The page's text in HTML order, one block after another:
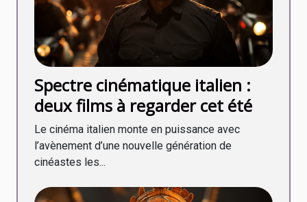
Spectre cinématique italien :
deux films à regarder cet été
Le cinéma italien monte en puissance avec
l’avènement d’une nouvelle génération de
cinéastes les...